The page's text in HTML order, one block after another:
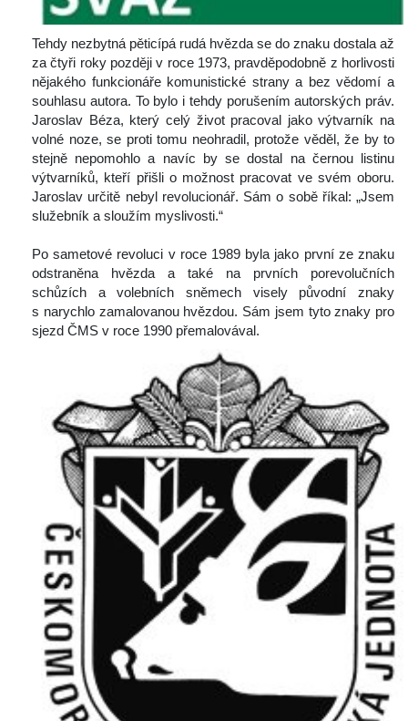
Tehdy nezbytná pěticípá rudá hvězda se do znaku dostala až
za čtyři roky později v roce 1973, pravděpodobně z horlivosti
nějakého funkcionáře komunistické strany a bez vědomí a
ouhlasu autora. To bylo i tehdy porušením autorských práv.
Jaroslav Béza, který celý život pracoval jako výtvarník na
volné noze, se proti tomu neohradil, protože věděl, že by to
tejně nepomohlo a navíc by se dostal na černou listinu
výtvarníků, kteří přišli o možnost pracovat ve svém oboru.
Jaroslav určitě nebyl revolucionář. Sám o sobě říkal: „Jsem
lužebník a sloužím myslivosti.“
Po sametové revoluci v roce 1989 byla jako první ze znaku
odstraněna hvězda a také na prvních porevolučních
chůzích a volebních sněmech visely původní znaky
narychlo zamalovanou hvězdou. Sám jsem tyto znaky pro
jezd ČMS v roce 1990 přemalovával.